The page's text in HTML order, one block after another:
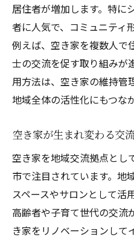
居住者が増加します。特に
者に人気で、コミュニティ
例えば、空き家を複数人で
士の交流を促す取り組みが
用方法は、空き家の維持管
地域全体の活性化にもつな
空き家が生まれ変わる交
空き家を地域交流拠点とし
市で注目されています。地
スペースやサロンとして活
高齢者や子育て世代の交流
き家をリノベーションして